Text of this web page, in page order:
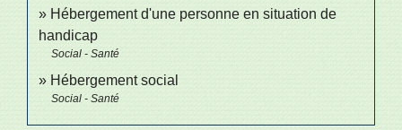
Hébergement d'une personne en situation de
handicap
Social - Santé
Hébergement social
Social - Santé